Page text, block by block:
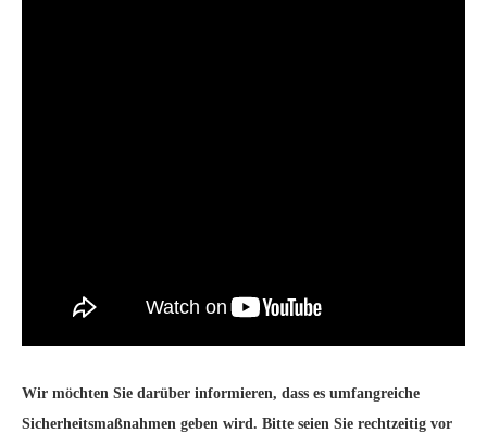
Wir möchten Sie darüber informieren, dass es umfangreiche
Sicherheitsmaßnahmen geben wird. Bitte seien Sie rechtzeitig vor